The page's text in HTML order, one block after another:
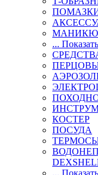
...
КОСТЕР
ПОСУДА
...